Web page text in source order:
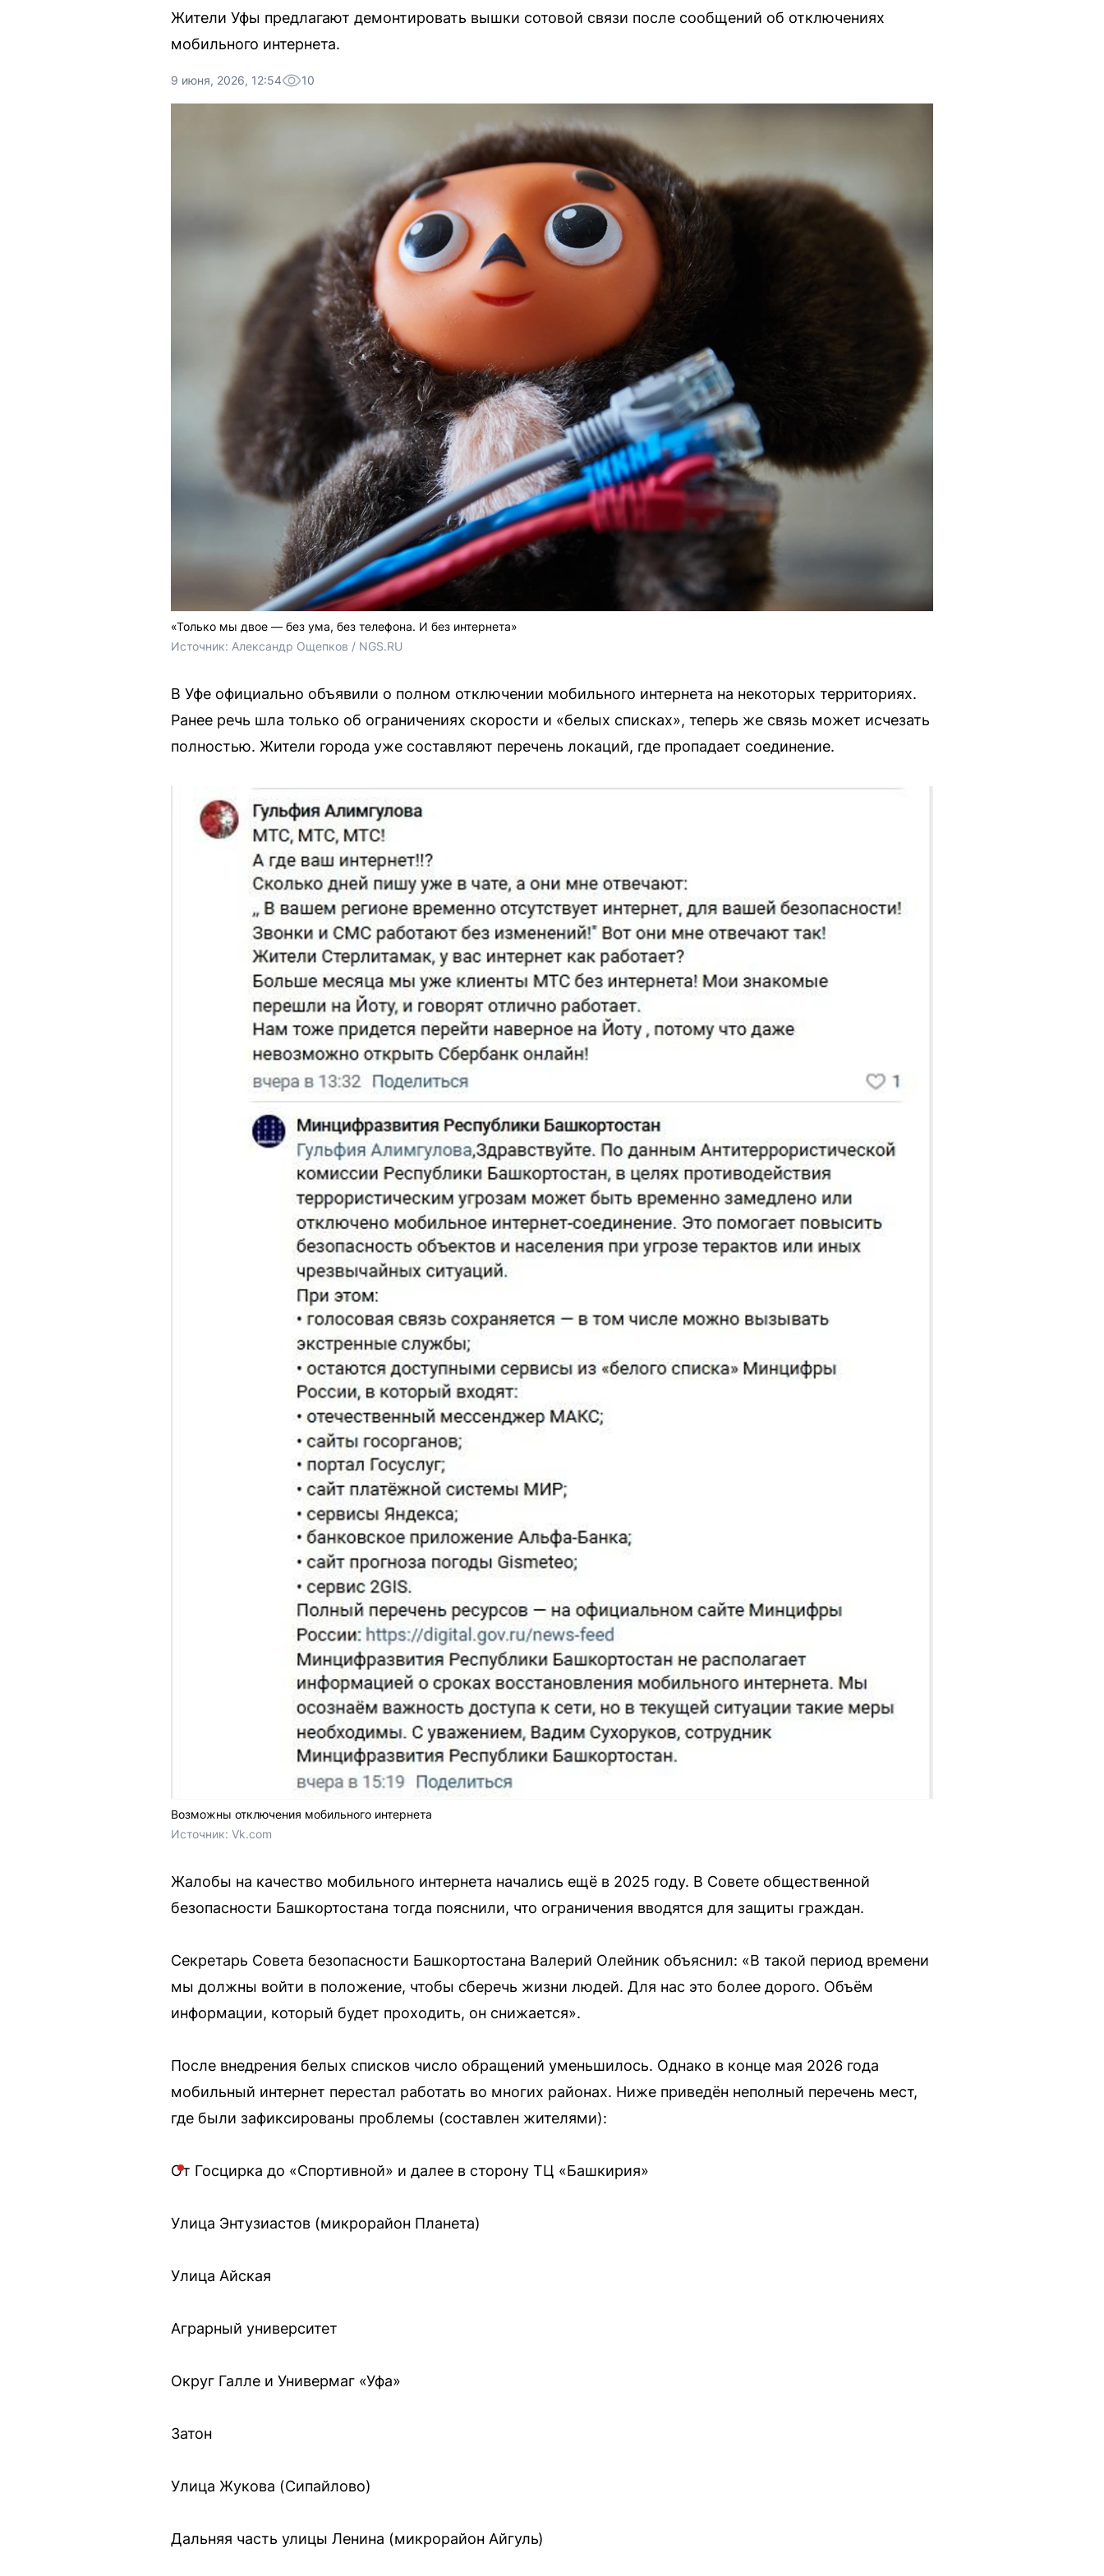
Жители Уфы предлагают демонтировать вышки сотовой связи после сообщений об отключениях
мобильного интернета.
9 июня, 2026, 12:54 10
«Только мы двое — без ума, без телефона. И без интернета»
Источник: Александр Ощепков / NGS.RU
В Уфе официально объявили о полном отключении мобильного интернета на некоторых территориях.
Ранее речь шла только об ограничениях скорости и «белых списках», теперь же связь может исчезать
полностью. Жители города уже составляют перечень локаций, где пропадает соединение.
Возможны отключения мобильного интернета
Источник: Vk.com
Жалобы на качество мобильного интернета начались ещё в 2025 году. В Совете общественной
безопасности Башкортостана тогда пояснили, что ограничения вводятся для защиты граждан.
Секретарь Совета безопасности Башкортостана Валерий Олейник объяснил: «В такой период времени
мы должны войти в положение, чтобы сберечь жизни людей. Для нас это более дорого. Объём
информации, который будет проходить, он снижается».
После внедрения белых списков число обращений уменьшилось. Однако в конце мая 2026 года
мобильный интернет перестал работать во многих районах. Ниже приведён неполный перечень мест,
где были зафиксированы проблемы (составлен жителями):
От Госцирка до «Спортивной» и далее в сторону ТЦ «Башкирия»
Улица Энтузиастов (микрорайон Планета)
Улица Айская
Аграрный университет
Округ Галле и Универмаг «Уфа»
Затон
Улица Жукова (Сипайлово)
Дальняя часть улицы Ленина (микрорайон Айгуль)